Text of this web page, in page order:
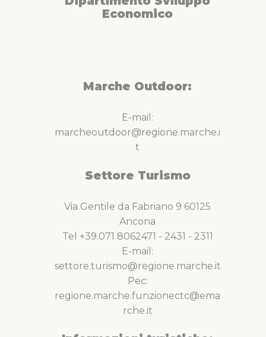
Economico
Marche Outdoor:
E-mail:
marcheoutdoor@regione.marche.i
t
Settore Turismo
Via Gentile da Fabriano 9 60125
Ancona
Tel +39.071 8062471 - 2431 - 2311
E-mail:
settore.turismo@regione.marche.it
Pec:
regione.marche.funzionectc@ema
rche.it